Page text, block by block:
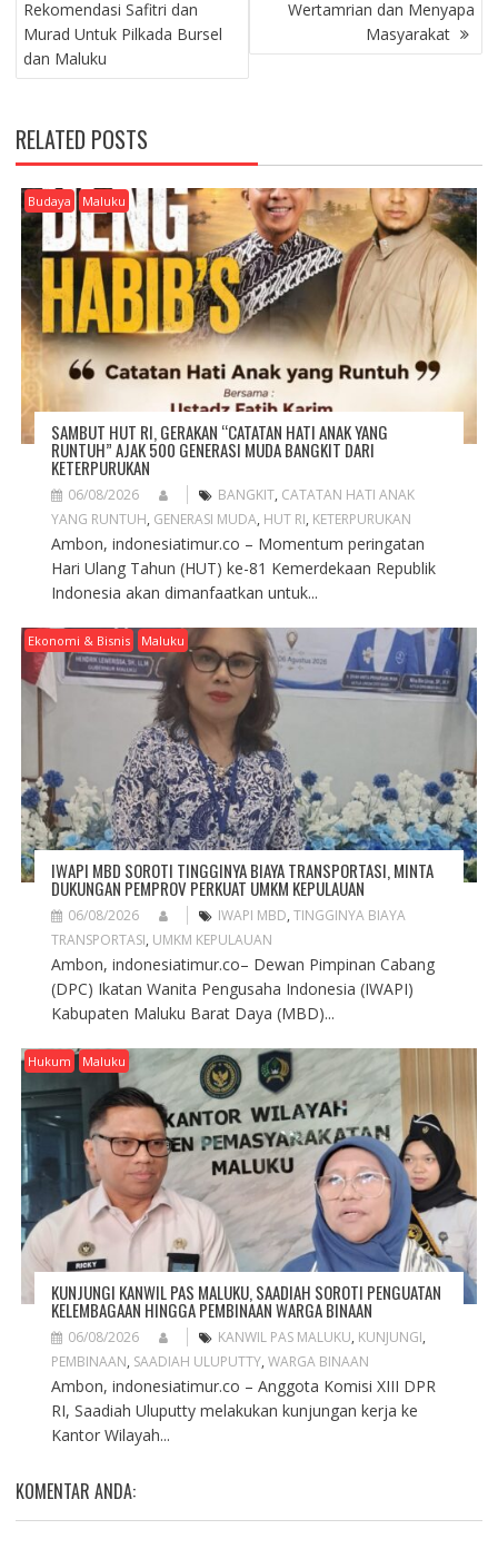
S
T
N
V
I
G
A
T
O
N
Rekomendasi Safitri dan
Murad Untuk Pilkada Bursel
dan Maluku
Wertamrian dan Menyapa
Masyarakat
RELATED POSTS
Budaya Maluku
SAMBUT HUT RI, GERAKAN “CATATAN HATI ANAK YANG
RUNTUH” AJAK 500 GENERASI MUDA BANGKIT DARI
KETERPURUKAN
06/08/2026 BANGKIT, CATATAN HATI ANAK
YANG RUNTUH, GENERASI MUDA, HUT RI, KETERPURUKAN
Ambon, indonesiatimur.co – Momentum peringatan
Hari Ulang Tahun (HUT) ke-81 Kemerdekaan Republik
Indonesia akan dimanfaatkan untuk...
Ekonomi & Bisnis Maluku
IWAPI MBD SOROTI TINGGINYA BIAYA TRANSPORTASI, MINTA
DUKUNGAN PEMPROV PERKUAT UMKM KEPULAUAN
06/08/2026 IWAPI MBD, TINGGINYA BIAYA
TRANSPORTASI, UMKM KEPULAUAN
Ambon, indonesiatimur.co– Dewan Pimpinan Cabang
(DPC) Ikatan Wanita Pengusaha Indonesia (IWAPI)
Kabupaten Maluku Barat Daya (MBD)...
Hukum Maluku
KUNJUNGI KANWIL PAS MALUKU, SAADIAH SOROTI PENGUATAN
KELEMBAGAAN HINGGA PEMBINAAN WARGA BINAAN
06/08/2026 KANWIL PAS MALUKU, KUNJUNGI,
PEMBINAAN, SAADIAH ULUPUTTY, WARGA BINAAN
Ambon, indonesiatimur.co – Anggota Komisi XIII DPR
RI, Saadiah Uluputty melakukan kunjungan kerja ke
Kantor Wilayah...
KOMENTAR ANDA: